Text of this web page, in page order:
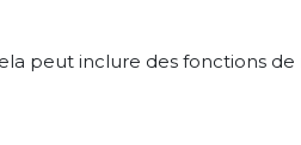
peut inclure des fonctions de